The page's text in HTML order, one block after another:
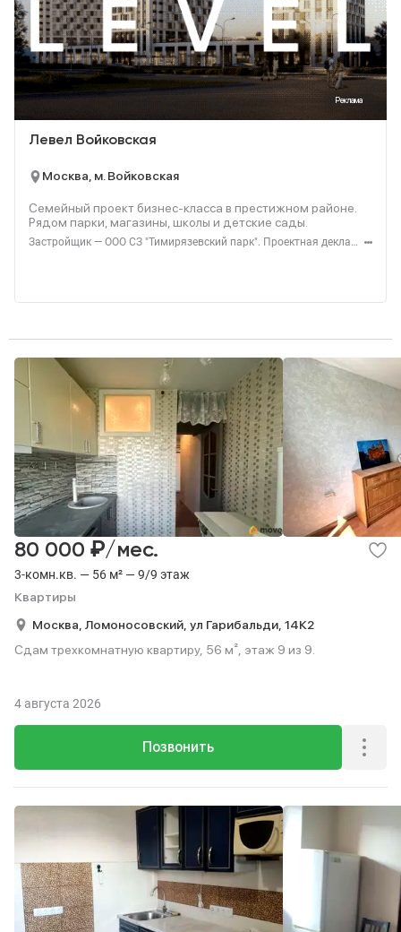
Реклама
Левел Войковская
Москва, м. Войковская
Семейный проект бизнес-класса в престижном районе.
Рядом парки, магазины, школы и детские сады.
Застройщик — ООО СЗ "Тимирязевский парк". Проектная декларация — наш.дом.рф. Акция до 31.08.2026. Не оферта. Подробности — level.ru
3-комн.кв. — 56 м² — 9/9 этаж
Квартиры
80 000 ₽/мес.
Москва, Ломоносовский, ул Гарибальди, 14К2
Сдам трехкомнатную квартиру, 56 м², этаж 9 из 9.
Позвонить
4 августа 2026